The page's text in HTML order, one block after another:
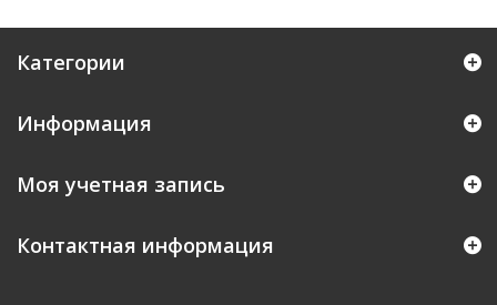
Категории
Информация
Моя учетная запись
Контактная информация